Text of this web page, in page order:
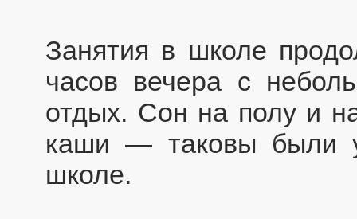
Занятия в школе
часов вечера с
отдых. Сон на полу и
каши — таковы были
школе.